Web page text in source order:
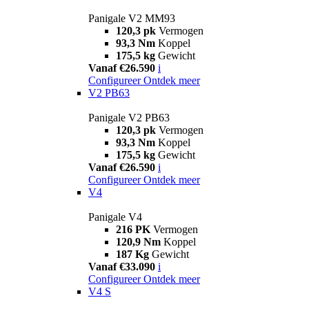
Panigale V2 MM93
120,3 pk Vermogen
93,3 Nm Koppel
175,5 kg Gewicht
Vanaf €26.590 i
Configureer Ontdek meer
V2 PB63
Panigale V2 PB63
120,3 pk Vermogen
93,3 Nm Koppel
175,5 kg Gewicht
Vanaf €26.590 i
Configureer Ontdek meer
V4
Panigale V4
216 PK Vermogen
120,9 Nm Koppel
187 Kg Gewicht
Vanaf €33.090 i
Configureer Ontdek meer
V4 S